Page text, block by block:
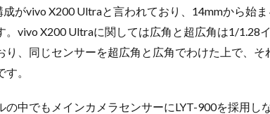
がvivo X200 Ultraと言われており、14mmから始
。vivo X200 Ultraに関しては広角と超広角は1/1.28
り、同じセンサーを超広角と広角でわけた上で、そ
。
の中でもメインカメラセンサーにLYT-900を採用し